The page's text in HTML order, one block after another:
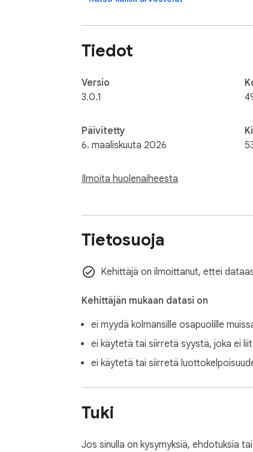
Tiedot
Versio
3.0.1
Päivitetty
6. maaliskuuta 2026
Ilmoita huolenaiheesta
Tietosuoja
Kehittäjä on ilmoittanut, ettei
Kehittäjän mukaan datasi on
ei myydä kolmansille osapuolille
ei käytetä tai siirretä syystä, joka ei
ei käytetä tai siirretä
Tuki
Jos sinulla on kysymyksiä, ehdotuksia